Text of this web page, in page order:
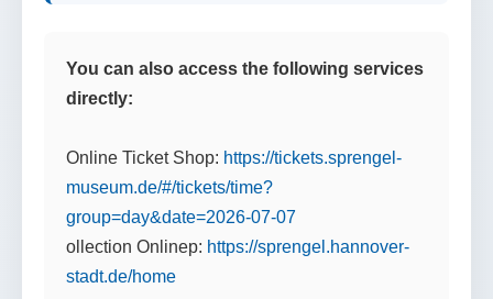
You can also access the following services
directly:
Online Ticket Shop: https://tickets.sprengel-
museum.de/#/tickets/time?
group=day&date=2026-07-07
ollection Onlinep: https://sprengel.hannover-
stadt.de/home